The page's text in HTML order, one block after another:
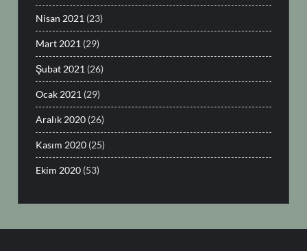
Nisan 2021 (23)
Mart 2021 (29)
Şubat 2021 (26)
Ocak 2021 (29)
Aralık 2020 (26)
Kasım 2020 (25)
Ekim 2020 (53)